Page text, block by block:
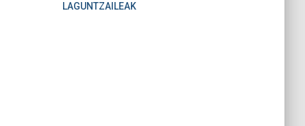
LAGUNTZAILEAK